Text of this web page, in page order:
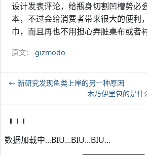
设计发表评论，给瓶身切割凹槽势必
本，不过会给消费者带来很大的便利
巾，而且再也不用担心弄脏桌布或者
原文： gizmodo
新研究发现鱼类上岸的另一种原因
木乃伊里包的是什
数据加载中...BIU...BIU...BIU...